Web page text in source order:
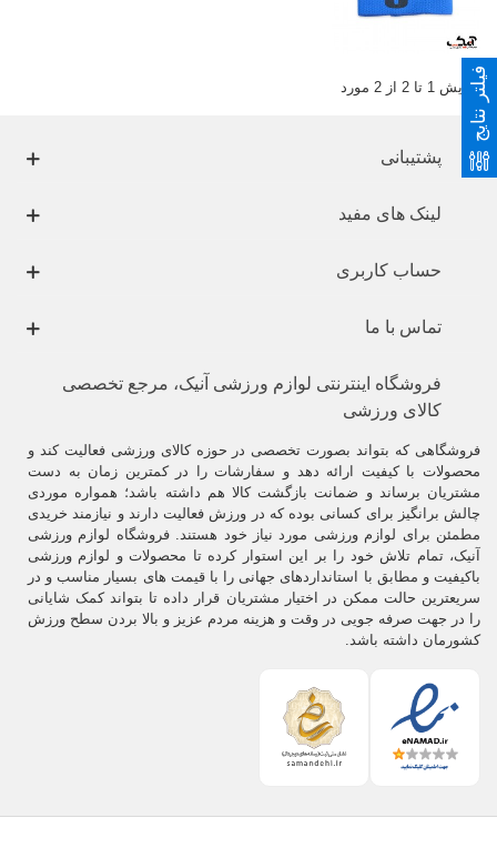
نمایش 1 تا 2 از 2 مورد
پشتیبانی
لینک های مفید
حساب کاربری
تماس با ما
فروشگاه اینترنتی لوازم ورزشی آنیک، مرجع تخصصی
کالای ورزشی
فروشگاهی که بتواند بصورت تخصصی در حوزه کالای ورزشی فعالیت کند و
محصولات با کیفیت ارائه دهد و سفارشات را در کمترین زمان به دست
مشتریان برساند و ضمانت بازگشت کالا هم داشته باشد؛ همواره موردی
چالش برانگیز برای کسانی بوده که در ورزش فعالیت دارند و نیازمند خریدی
مطمئن برای لوازم ورزشی مورد نیاز خود هستند. فروشگاه لوازم ورزشی
آنیک، تمام تلاش خود را بر این استوار کرده تا محصولات و لوازم ورزشی
باکیفیت و مطابق با استانداردهای جهانی را با قیمت های بسیار مناسب و در
سریعترین حالت ممکن در اختیار مشتریان قرار داده تا بتواند کمک شایانی
را در جهت صرفه جویی در وقت و هزینه مردم عزیز و بالا بردن سطح ورزش
کشورمان داشته باشد.
فیلتر نتایج